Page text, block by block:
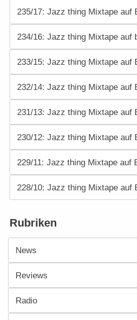
235/17: Jazz thing Mixtape auf
234/16: Jazz thing Mixtape auf
233/15: Jazz thing Mixtape auf
232/14: Jazz thing Mixtape auf
231/13: Jazz thing Mixtape auf
230/12: Jazz thing Mixtape auf
229/11: Jazz thing Mixtape auf
228/10: Jazz thing Mixtape auf
Rubriken
News
Reviews
Radio